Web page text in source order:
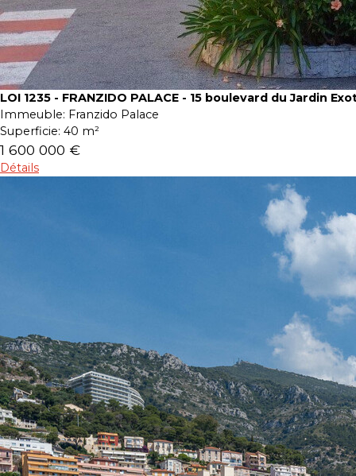
LOI 1235 - FRANZIDO PALACE - 15 boulevard du Jardin
Immeuble: Franzido Palace
Superficie: 40 m²
1 600 000 €
Détails